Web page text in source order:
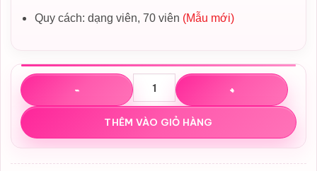
Quy cách: dạng viên, 70 viên (Mẫu mới)
Viên uống bổ gan giải độc Orihiro Nhật Bản số lượng
THÊM VÀO GIỎ HÀNG